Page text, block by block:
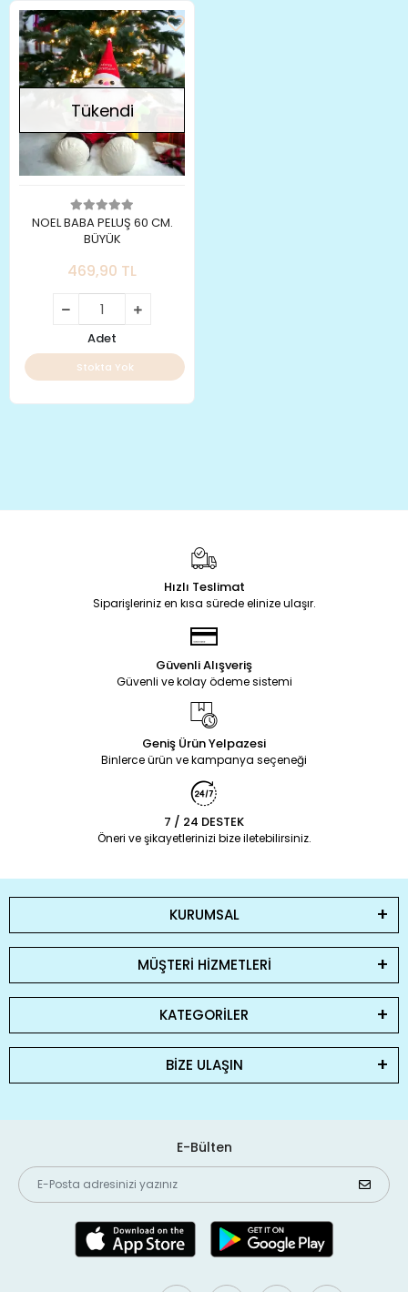
Tükendi
NOEL BABA PELUŞ 60 CM.
BÜYÜK
469,90 TL
Adet
Stokta Yok
Hızlı Teslimat
Siparişleriniz en kısa sürede elinize ulaşır.
Güvenli Alışveriş
Güvenli ve kolay ödeme sistemi
Geniş Ürün Yelpazesi
Binlerce ürün ve kampanya seçeneği
7 / 24 DESTEK
Öneri ve şikayetlerinizi bize iletebilirsiniz.
KURUMSAL
MÜŞTERİ HİZMETLERİ
KATEGORİLER
BİZE ULAŞIN
E-Bülten